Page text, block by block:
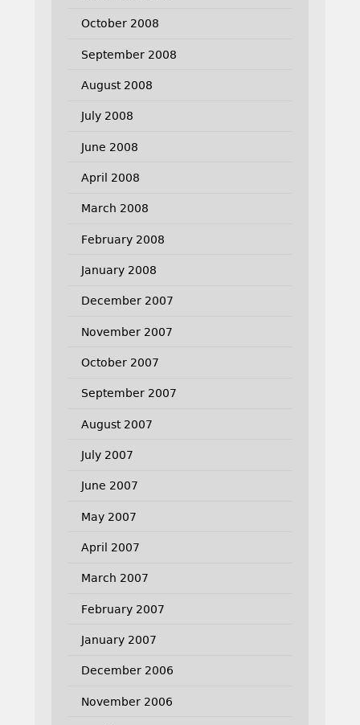
October 2008
September 2008
August 2008
July 2008
June 2008
April 2008
March 2008
February 2008
January 2008
December 2007
November 2007
October 2007
September 2007
August 2007
July 2007
June 2007
May 2007
April 2007
March 2007
February 2007
January 2007
December 2006
November 2006